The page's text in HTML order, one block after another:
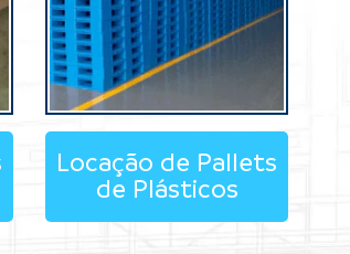
Locação de Pallets
de Plásticos